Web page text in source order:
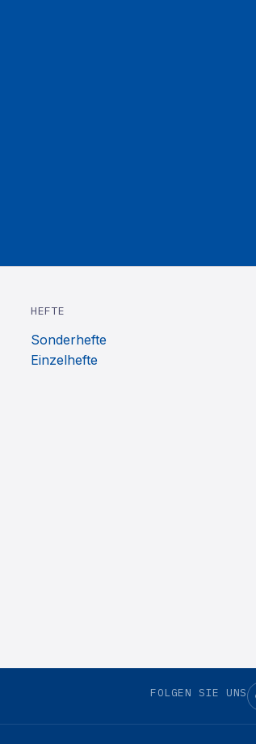
HEFTE
Sonderhefte
Einzelhefte
FOLGEN SIE UNS